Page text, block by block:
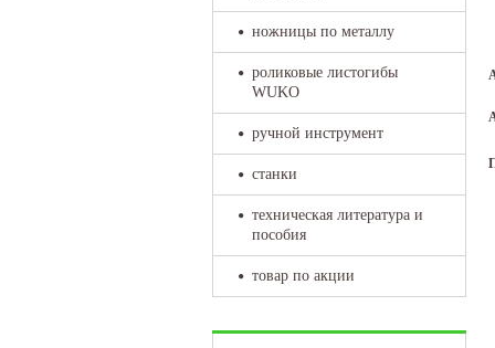
ножницы по металлу
роликовые листогибы
WUKO
ручной инструмент
станки
техническая литература и
пособия
товар по акции